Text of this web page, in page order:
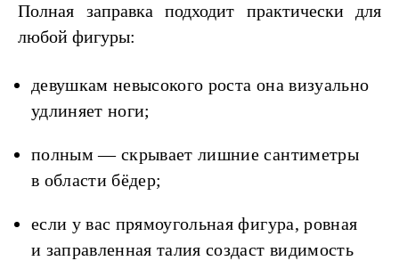
Полная заправка подходит практически для
любой фигуры:
девушкам невысокого роста она визуально
удлиняет ноги;
полным — скрывает лишние сантиметры
в области бёдер;
если у вас прямоугольная фигура, ровная
и заправленная талия создаст видимость